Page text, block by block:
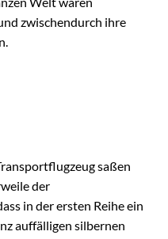
zwischendurch ihre
saßen
der
in der ersten Reihe ein
auffälligen silbernen